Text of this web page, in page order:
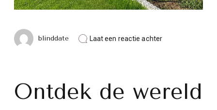
blinddate Laat een reactie achterop
Ontdek
Nu!
Ontdek de wereld